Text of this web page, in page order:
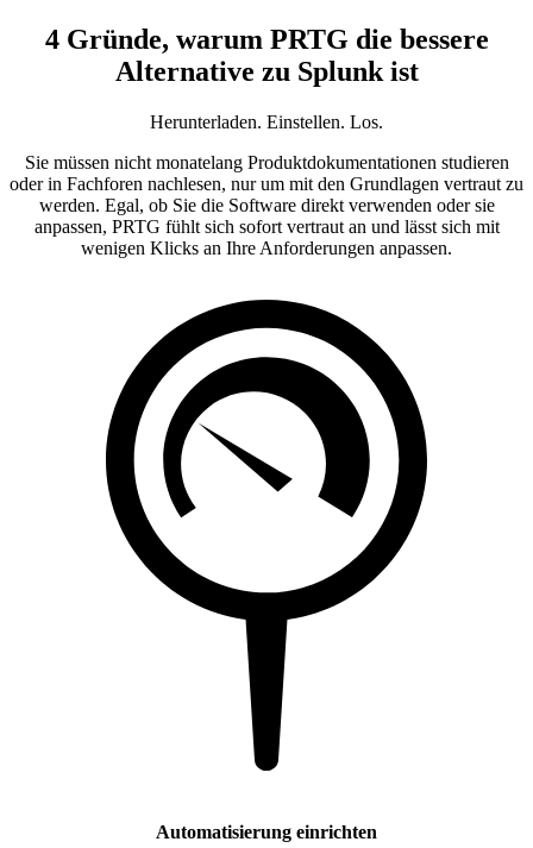
4 Gründe, warum PRTG die bessere
Alternative zu Splunk ist
Herunterladen. Einstellen. Los.
Sie müssen nicht monatelang Produktdokumentationen studieren
oder in Fachforen nachlesen, nur um mit den Grundlagen vertraut zu
werden. Egal, ob Sie die Software direkt verwenden oder sie
anpassen, PRTG fühlt sich sofort vertraut an und lässt sich mit
wenigen Klicks an Ihre Anforderungen anpassen.
Automatisierung einrichten